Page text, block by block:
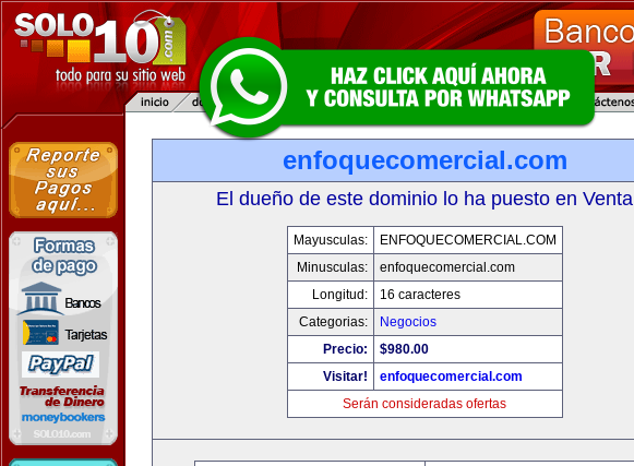
enfoquecomercial.com
El dueño de este dominio lo ha puesto en Venta
Mayusculas:
ENFOQUECOMERCIAL.COM
Minusculas:
enfoquecomercial.com
Longitud:
16 caracteres
Categorias:
Negocios
Precio:
$980.00
Visitar!
enfoquecomercial.com
Serán consideradas ofertas